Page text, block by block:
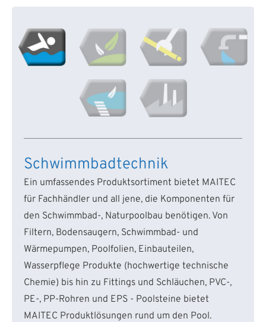
Schwimmbadtechnik
Ein umfassendes Produktsortiment bietet MAITEC
für Fachhändler und all jene, die Komponenten für
den Schwimmbad-, Naturpoolbau benötigen. Von
Filtern, Bodensaugern, Schwimmbad- und
Wärmepumpen, Poolfolien, Einbauteilen,
Wasserpflege Produkte (hochwertige technische
Chemie) bis hin zu Fittings und Schläuchen, PVC-,
PE-, PP-Rohren und EPS - Poolsteine bietet
MAITEC Produktlösungen rund um den Pool.